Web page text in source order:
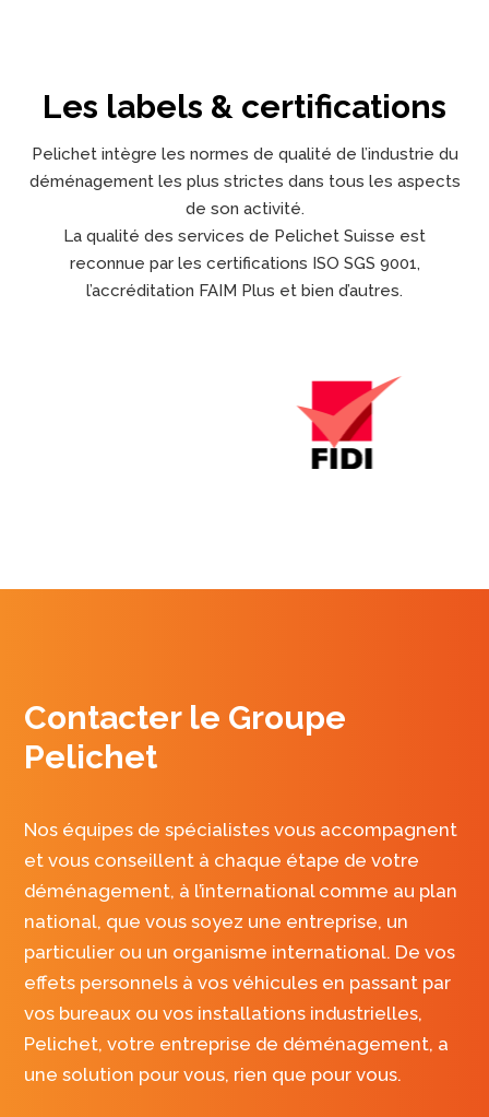
Les labels & certifications
Pelichet intègre les normes de qualité de l’industrie du
déménagement les plus strictes dans tous les aspects
de son activité.
La qualité des services de Pelichet Suisse est
reconnue par les certifications ISO SGS 9001,
l’accréditation FAIM Plus et bien d’autres.
Contacter le Groupe
Pelichet
Nos équipes de spécialistes vous accompagnent
et vous conseillent à chaque étape de votre
déménagement, à l’international comme au plan
national, que vous soyez une entreprise, un
particulier ou un organisme international. De vos
effets personnels à vos véhicules en passant par
vos bureaux ou vos installations industrielles,
Pelichet, votre entreprise de déménagement, a
une solution pour vous, rien que pour vous.